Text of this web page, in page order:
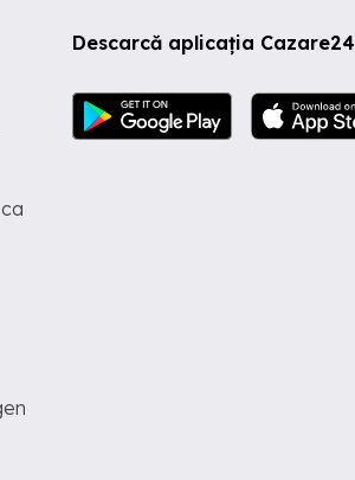
Descarcă aplicația Cazare24